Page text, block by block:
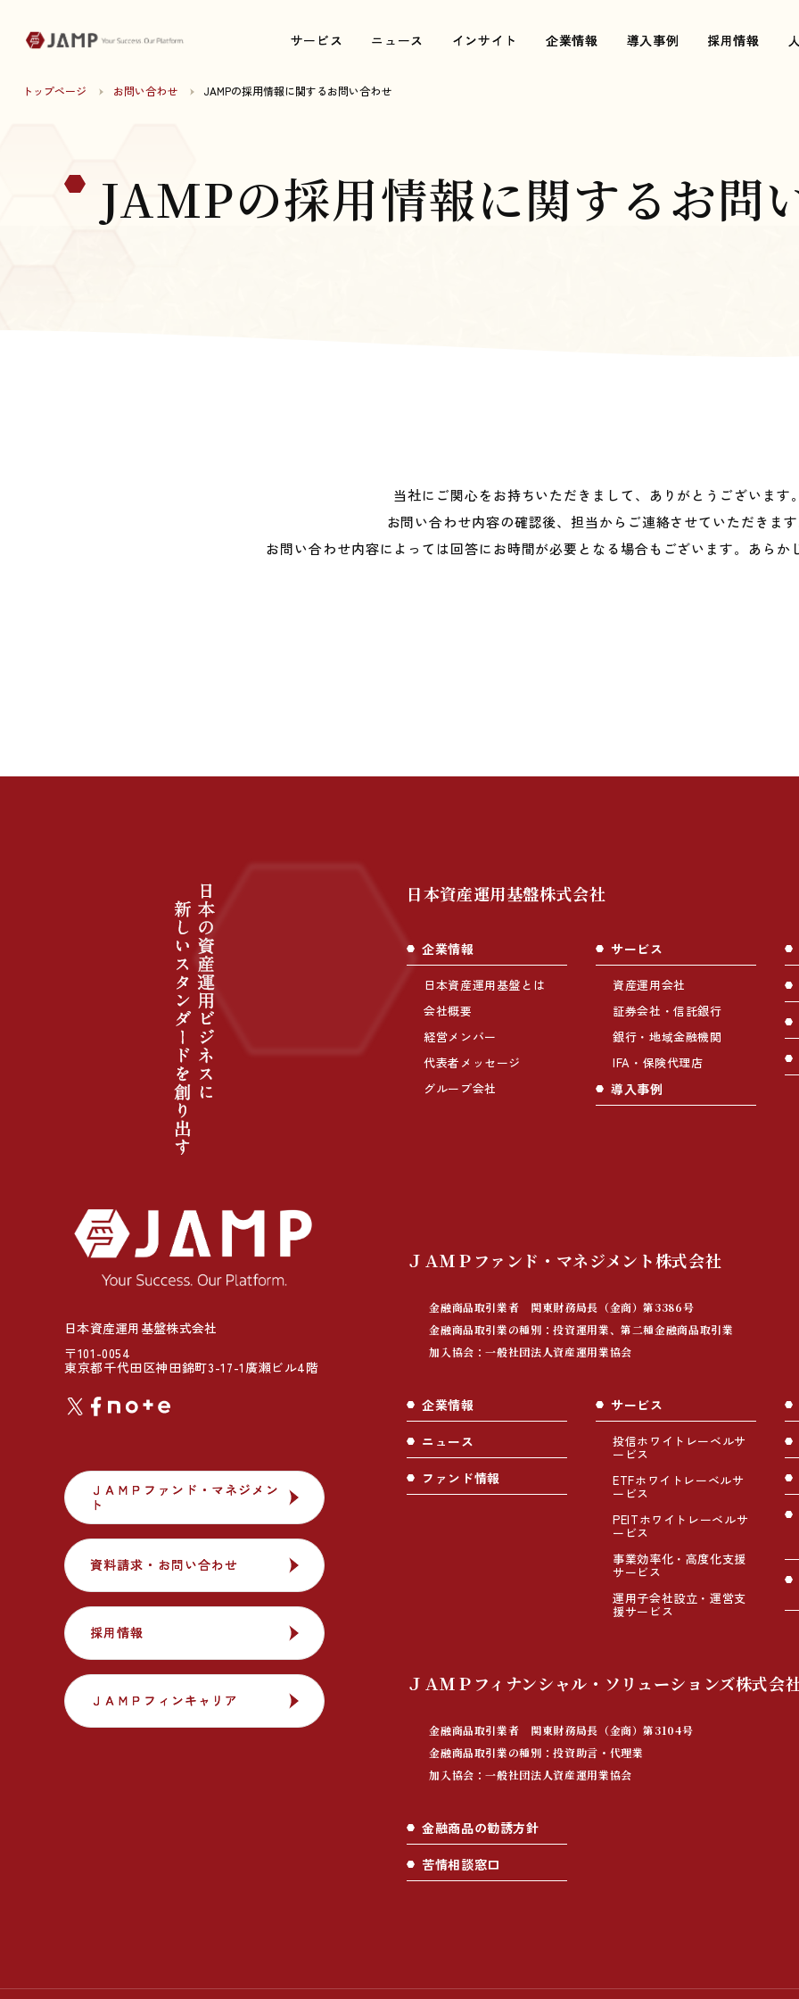
サービス
サービス ニュース
ニュース インサイト
インサイト 企業情報
企業情報 導入事例
導入事例 採用情報
採用情報
トップページ お問い合わせ JAMPの採用情報に関するお問い合わせ
JAMPの採用情報に関するお問
当社にご関心をお持ちいただきまして、ありがとうございます。
お問い合わせ内容の確認後、担当からご連絡させていただきます
お問い合わせ内容によっては回答にお時間が必要となる場合もございます。あらか
日本資産運用基盤株式会社
〒101-0054
東京都千代田区神田錦町3-17-1廣瀬ビル4階
ＪＡＭＰファンド・マネジメン
ト
ＪＡＭＰファンド・マネジメン
ト
資料請求・お問い合わせ
資料請求・お問い合わせ
採用情報
採用情報
ＪＡＭＰフィンキャリア
ＪＡＭＰフィンキャリア
日本資産運用基盤株式会社
企業情報
日本資産運用基盤とは
会社概要
経営メンバー
代表者メッセージ
グループ会社
サービス
資産運用会社
証券会社・信託銀行
銀行・地域金融機関
IFA・保険代理店
導入事例
ＪＡＭＰファンド・マネジメント株式会社
金融商品取引業者 関東財務局長（金商）第3386号
金融商品取引業の種別：投資運用業、第二種金融商品取引業
加入協会：一般社団法人資産運用業協会
企業情報
ニュース
ファンド情報
サービス
投信ホワイトレーベルサ
ービス
ETFホワイトレーベルサ
ービス
PEITホワイトレーベルサ
ービス
事業効率化・高度化支援
サービス
運用子会社設立・運営支
援サービス
ＪＡＭＰフィナンシャル・ソリューションズ株式会
金融商品取引業者 関東財務局長（金商）第3104号
金融商品取引業の種別：投資助言・代理業
加入協会：一般社団法人資産運用業協会
金融商品の勧誘方針
苦情相談窓口